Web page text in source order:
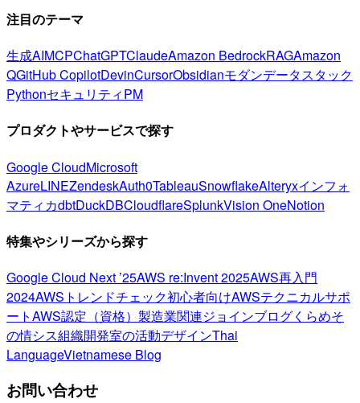
注目のテーマ
生成AIMCPChatGPTClaudeAmazon BedrockRAGAmazon
QGitHub CopilotDevinCursorObsidianモダンデータスタック
PythonセキュリティPM
プロダクトやサービスで探す
Google CloudMicrosoft
AzureLINEZendeskAuth0TableauSnowflakeAlteryxインフォ
マティカdbtDuckDBCloudflareSplunkVision OneNotion
特集やシリーズから探す
Google Cloud Next ’25AWS re:Invent 2025AWS再入門
2024AWSトレンドチェック初心者向けAWSテクニカルサポ
ートAWS認定（資格） 製造業関連ジョインブログくらめそ
の情シス組織開発室の活動デザインThai
LanguageVietnamese Blog
お問い合わせ